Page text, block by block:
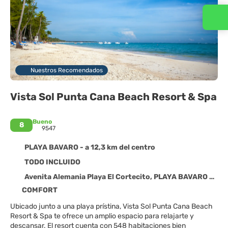
Nuestros Recomendados
Vista Sol Punta Cana Beach Resort & Spa
8
Bueno
9547
PLAYA BAVARO - a 12,3 km del centro
TODO INCLUIDO
Avenita Alemania Playa El Cortecito, PLAYA BAVARO 23000
COMFORT
Ubicado junto a una playa prístina, Vista Sol Punta Cana Beach
Resort & Spa te ofrece un amplio espacio para relajarte y
descansar. El resort cuenta con 548 habitaciones bien
Contacta con nosotros